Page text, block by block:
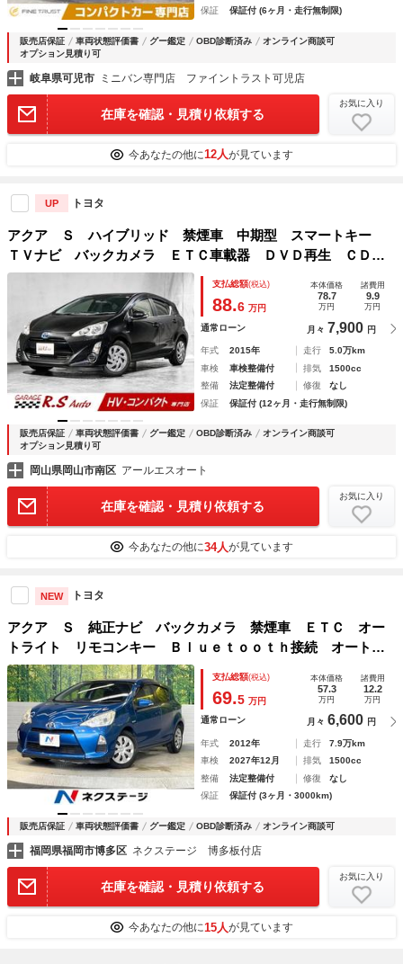
保証
保証付 (6ヶ月・走行無制限)
販売店保証 車両状態評価書 グー鑑定 OBD診断済み
オンライン商談可
オプション見積り可
岐阜県可児市 ミニバン専門店 ファイントラスト可児店
在庫を確認・見積り依頼する
お気に入り
今あなたの他に12人が見ています
UP トヨタ
アクア Ｓ ハイブリッド 禁煙車 中期型 スマートキー
ＴＶナビ バックカメラ ＥＴＣ車載器 ＤＶＤ再生 ＣＤ再
生 Ｂｌｕｅｔｏｏｔｈ接続 アイドリングストップ プッシ
ュスタート オートライト ＬＥＤヘッドライト オートライ
支払総額(税込)
88.6 万円
本体価格
78.7
万円
諸費用
9.9
万円
通常ローン 月々 7,900 円
年式 2015年 走行
5.0万km
車検
車検整備付 排気
1500cc
整備
法定整備付 修復
なし
保証
保証付 (12ヶ月・走行無制限)
販売店保証 車両状態評価書 グー鑑定 OBD診断済み
オンライン商談可
オプション見積り可
岡山県岡山市南区 アールエスオート
在庫を確認・見積り依頼する
お気に入り
今あなたの他に34人が見ています
NEW トヨタ
アクア Ｓ 純正ナビ バックカメラ 禁煙車 ＥＴＣ オー
トライト リモコンキー Ｂｌｕｅｔｏｏｔｈ接続 オートエ
アコン ＣＤ／ＤＶＤ再生 フルセグＴＶ 電動格納ミラー
支払総額(税込)
69.5 万円
本体価格
57.3
万円
諸費用
12.2
万円
通常ローン 月々 6,600 円
年式 2012年 走行
7.9万km
車検
2027年12月 排気
1500cc
整備
法定整備付 修復
なし
保証
保証付 (3ヶ月・3000km)
販売店保証 車両状態評価書 グー鑑定 OBD診断済み オンライン商談可
福岡県福岡市博多区 ネクステージ 博多板付店
在庫を確認・見積り依頼する
お気に入り
今あなたの他に15人が見ています